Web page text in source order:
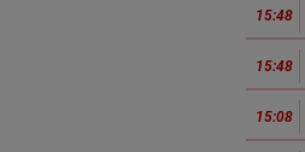
15:48
15:48
15:08